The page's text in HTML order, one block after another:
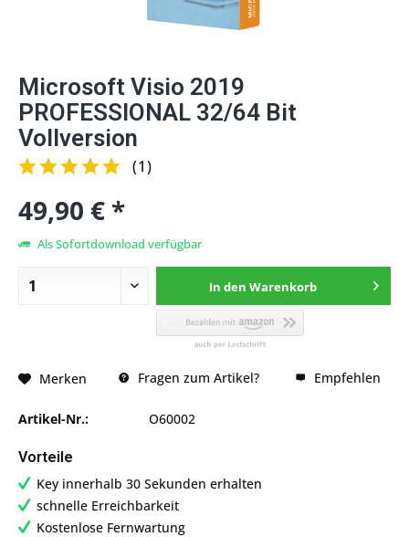
Microsoft Visio 2019
PROFESSIONAL 32/64 Bit
Vollversion
(1)
49,90 € *
Als Sofortdownload verfügbar
In den Warenkorb
Merken Fragen zum Artikel? Empfehlen
Artikel-Nr.: O60002
Vorteile
Key innerhalb 30 Sekunden erhalten
schnelle Erreichbarkeit
Kostenlose Fernwartung